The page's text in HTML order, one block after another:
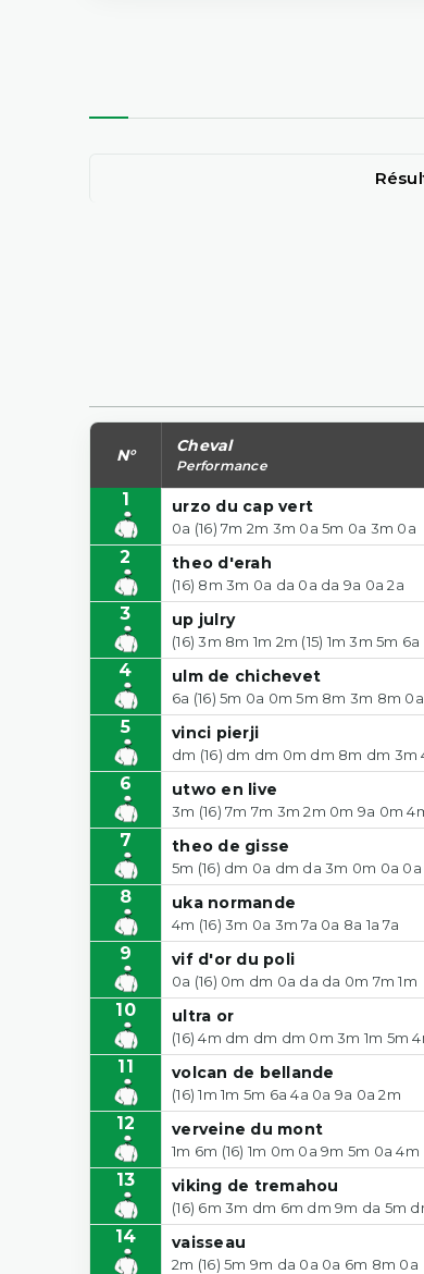
N° Cheval
Performance
1 urzo du cap vert
0a (16) 7m 2m 3m 0a 5m 0a 3m 0a
2 theo d'erah
(16) 8m 3m 0a da 0a da 9a 0a 2a
3 up julry
(16) 3m 8m 1m 2m (15) 1m 3m 5m 6a
4 ulm de chichevet
6a (16) 5m 0a 0m 5m 8m 3m 8m 0a
5 vinci pierji
dm (16) dm dm 0m dm 8m dm 3m
6 utwo en live
3m (16) 7m 7m 3m 2m 0m 9a 0m
7 theo de gisse
5m (16) dm 0a dm da 3m 0m 0a 0a
8 uka normande
4m (16) 3m 0a 3m 7a 0a 8a 1a 7a
9 vif d'or du poli
0a (16) 0m dm 0a da da 0m 7m 1m
10 ultra or
(16) 4m dm dm dm 0m 3m 1m 5m
11 volcan de bellande
(16) 1m 1m 5m 6a 4a 0a 9a 0a 2m
12 verveine du mont
1m 6m (16) 1m 0m 0a 9m 5m 0a 4m
13 viking de tremahou
(16) 6m 3m dm 6m dm 9m da 5m
14 vaisseau
2m (16) 5m 9m da 0a 0a 6m 8m 0a